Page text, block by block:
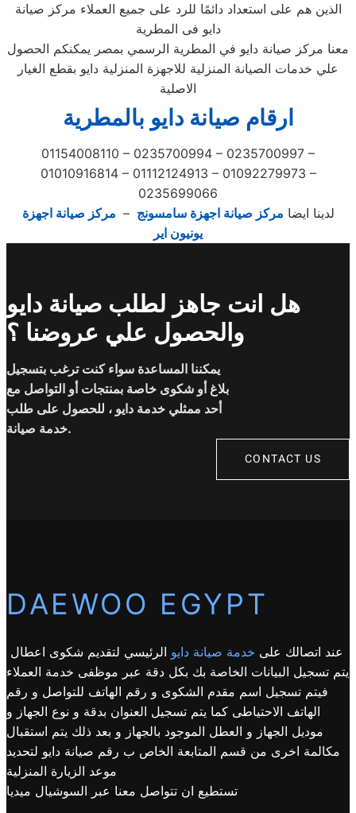
الذين هم على استعداد دائمًا للرد على جميع العملاء مركز صيانة
دايو فى المطرية
معنا مركز صيانة دايو في المطرية الرسمي بمصر يمكنكم الحصول
علي خدمات الصيانة المنزلية للاجهزة المنزلية دايو بقطع الغيار
الاصلية
ارقام صيانة دايو بالمطرية
01154008110 – 0235700994 – 0235700997 –
01010916814 – 01112124913 – 01092279973 –
0235699066
لدينا ايضا مركز صيانة اجهزة سامسونج – مركز صيانة اجهزة
يونيون اير
هل انت جاهز لطلب صيانة دايو
والحصول علي عروضنا ؟
يمكننا المساعدة سواء كنت ترغب بتسجيل
بلاغ أو شكوى خاصة بمنتجات أو التواصل مع
أحد ممثلي خدمة دايو ، للحصول على طلب
خدمة صيانة.
CONTACT US
DAEWOO EGYPT
عند اتصالك على خدمة صيانة دايو الرئيسي لتقديم شكوى اعطال
يتم تسجيل البيانات الخاصة بك بكل دقة عبر موظفى خدمة العملاء
فيتم تسجيل اسم مقدم الشكوى و رقم الهاتف للتواصل و رقم
الهاتف الاحتياطى كما يتم تسجيل العنوان بدقة و نوع الجهاز و
موديل الجهاز و العطل الموجود بالجهاز و بعد ذلك يتم استقبال
مكالمة اخرى من قسم المتابعة الخاص ب رقم صيانة دايو لتحديد
موعد الزيارة المنزلية
تستطيع ان تتواصل معنا عبر السوشيال ميديا